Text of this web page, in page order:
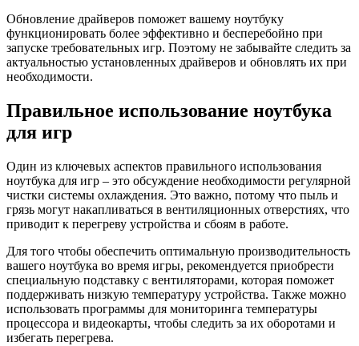
Обновление драйверов поможет вашему ноутбуку
функционировать более эффективно и бесперебойно при
запуске требовательных игр. Поэтому не забывайте следить за
актуальностью установленных драйверов и обновлять их при
необходимости.
Правильное использование ноутбука
для игр
Один из ключевых аспектов правильного использования
ноутбука для игр – это обсуждение необходимости регулярной
чистки системы охлаждения. Это важно, потому что пыль и
грязь могут накапливаться в вентиляционных отверстиях, что
приводит к перегреву устройства и сбоям в работе.
Для того чтобы обеспечить оптимальную производительность
вашего ноутбука во время игры, рекомендуется приобрести
специальную подставку с вентиляторами, которая поможет
поддерживать низкую температуру устройства. Также можно
использовать программы для мониторинга температуры
процессора и видеокарты, чтобы следить за их оборотами и
избегать перегрева.